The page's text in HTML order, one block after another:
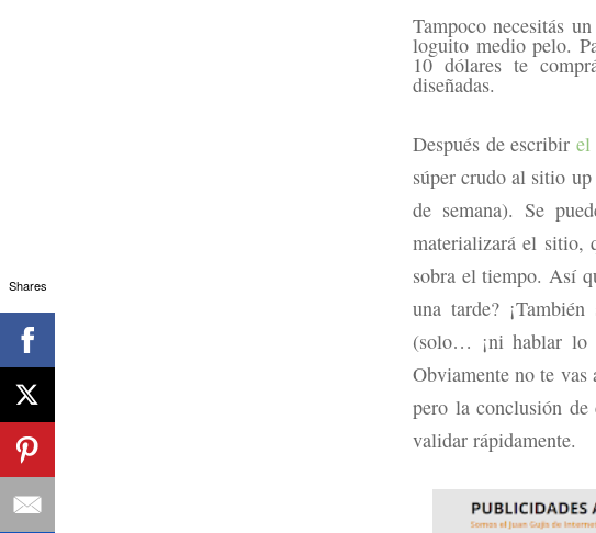
Tampoco necesitás
loguito medio pelo.
10 dólares te
diseñadas.
Después de escribir el
súper crudo al sitio
de semana). Se
materializará el sitio,
sobra el tiempo. Así
una tarde?
(solo… ¡ni hablar lo
Obviamente no te
pero la conclusión de
validar rápidamente.
Shares